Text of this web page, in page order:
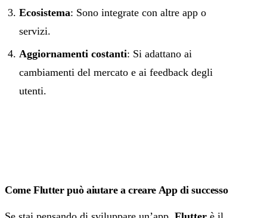
Ecosistema: Sono integrate con altre app o
servizi.
Aggiornamenti costanti: Si adattano ai
cambiamenti del mercato e ai feedback degli
utenti.
Come Flutter può aiutare a creare App di successo